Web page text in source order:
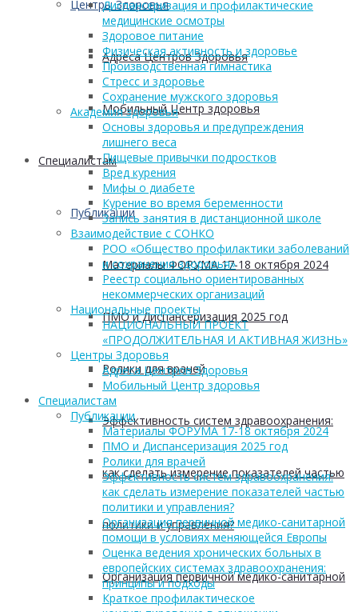
Центры Здоровья
Адреса Центров Здоровья
Мобильный Центр здоровья
Cпециалистам
Публикации
Материалы ФОРУМА 17-18 октября 2024
ПМО и Диспансеризация 2025 год
Ролики для врачей
Эффективность систем здравоохранения:
как сделать измерение показателей частью
политики и управления?
Организация первичной медико-санитарной
Диспансеризация и профилактические
медицинские осмотры
Здоровое питание
Физическая активность и здоровье
Производственная гимнастика
Стресс и здоровье
Сохранение мужского здоровья
Академия здоровья
Основы здоровья и предупреждения
лишнего веса
Пищевые привычки подростков
Вред курения
Мифы о диабете
Курение во время беременности
Запись занятия в дистанционной школе
Взаимодействие с СОНКО
РОО «Общество профилактики заболеваний
и сохранения здоровья»
Реестр социально ориентированных
некоммерческих организаций
Национальные проекты
НАЦИОНАЛЬНЫЙ ПРОЕКТ
«ПРОДОЛЖИТЕЛЬНАЯ И АКТИВНАЯ ЖИЗНЬ»
Центры Здоровья
Адреса Центров Здоровья
Мобильный Центр здоровья
Cпециалистам
Публикации
Материалы ФОРУМА 17-18 октября 2024
ПМО и Диспансеризация 2025 год
Ролики для врачей
Эффективность систем здравоохранения:
как сделать измерение показателей частью
политики и управления?
Организация первичной медико-санитарной
помощи в условиях меняющейся Европы
Оценка ведения хронических больных в
европейских системах здравоохранения:
принципы и подходы
Краткое профилактическое